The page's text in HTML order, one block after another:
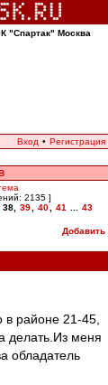
"Спартак" Москва
Вход • Регистрация
2135 ]
38 39 40 41
43
Добавить
районе 21-45,
делать.Из меня
обладатель